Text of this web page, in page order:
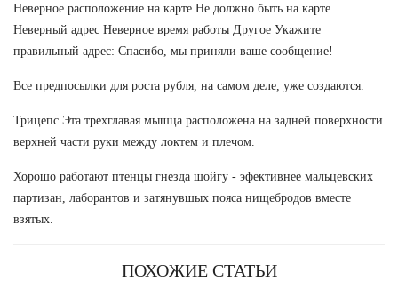
Неверное расположение на карте Не должно быть на карте
Неверный адрес Неверное время работы Другое Укажите
правильный адрес: Спасибо, мы приняли ваше сообщение!
Все предпосылки для роста рубля, на самом деле, уже создаются.
Трицепс Эта трехглавая мышца расположена на задней поверхности
верхней части руки между локтем и плечом.
Хорошо работают птенцы гнезда шойгу - эфективнее мальцевских
партизан, лаборантов и затянувшых пояса нищебродов вместе
взятых.
ПОХОЖИЕ СТАТЬИ